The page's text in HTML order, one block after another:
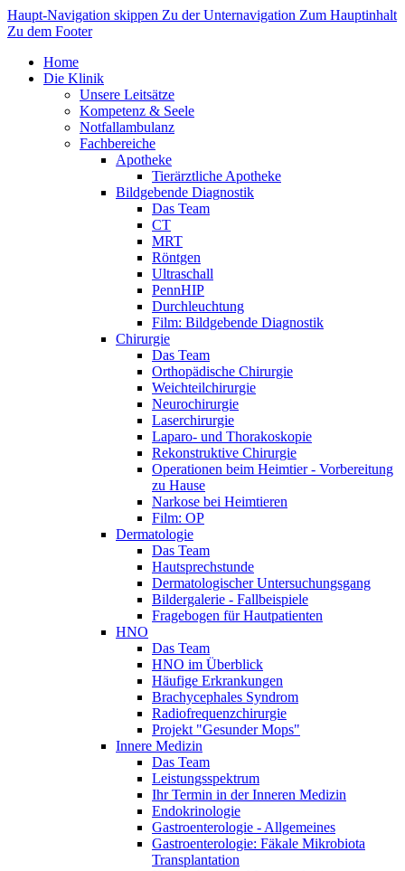
Haupt-Navigation skippen Zu der Unternavigation Zum Hauptinhalt
Zu dem Footer
Home
Die Klinik
Unsere Leitsätze
Kompetenz & Seele
Notfallambulanz
Fachbereiche
Apotheke
Tierärztliche Apotheke
Bildgebende Diagnostik
Das Team
CT
MRT
Röntgen
Ultraschall
PennHIP
Durchleuchtung
Film: Bildgebende Diagnostik
Chirurgie
Das Team
Orthopädische Chirurgie
Weichteilchirurgie
Neurochirurgie
Laserchirurgie
Laparo- und Thorakoskopie
Rekonstruktive Chirurgie
Operationen beim Heimtier - Vorbereitung
zu Hause
Narkose bei Heimtieren
Film: OP
Dermatologie
Das Team
Hautsprechstunde
Dermatologischer Untersuchungsgang
Bildergalerie - Fallbeispiele
Fragebogen für Hautpatienten
HNO
Das Team
HNO im Überblick
Häufige Erkrankungen
Brachycephales Syndrom
Radiofrequenzchirurgie
Projekt "Gesunder Mops"
Innere Medizin
Das Team
Leistungsspektrum
Ihr Termin in der Inneren Medizin
Endokrinologie
Gastroenterologie - Allgemeines
Gastroenterologie: Fäkale Mikrobiota
Transplantation